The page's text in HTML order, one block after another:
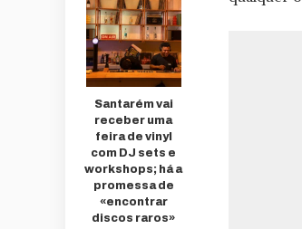
Santarém vai
receber uma
feira de vinyl
com DJ sets e
workshops; há a
promessa de
«encontrar
discos raros»